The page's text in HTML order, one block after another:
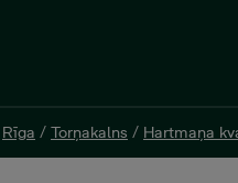
Rīga / Torņakalns / Hartmaņa
Rīga / Torņakalns / Hartmaņa